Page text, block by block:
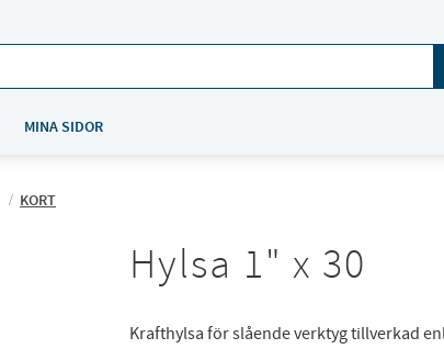
MINA SIDOR
KORT
Hylsa 1" x 30
Krafthylsa för slående verktyg tillverkad